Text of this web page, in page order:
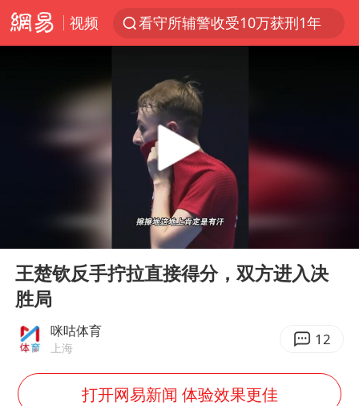
视频
看守所辅警收受10万获刑1年
五粮液渠道价一箱上涨近百元
CIA被曝已秘密设立古巴工作组
U17国足1分钟轰2球
24小时不关空调 电费会更低吗
多地要求领导干部带头休假
东方甄选被判赔偿江小白30万元
Play
王楚钦反手拧拉直接得分，双方进入决
胜局
咪咕体育
上海 12
打开网易新闻 体验效果更佳